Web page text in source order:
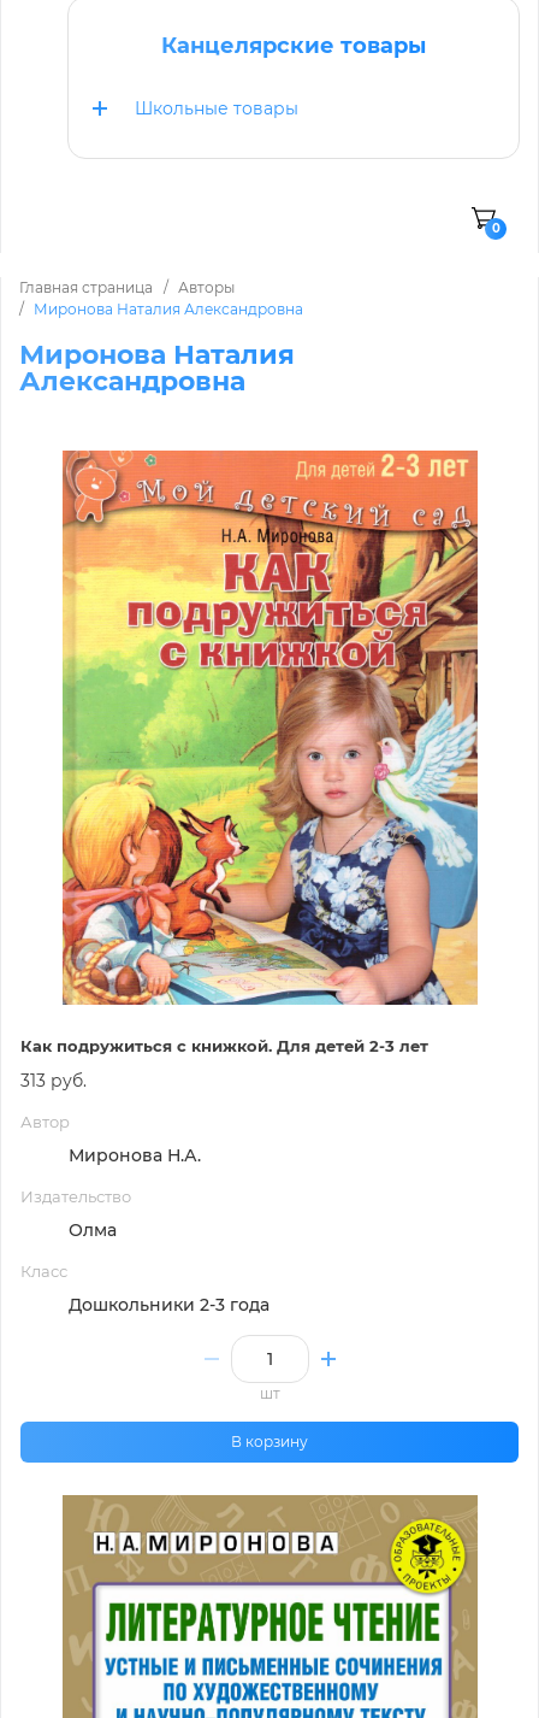
Канцелярские товары
Школьные товары
0
Главная страница
Авторы
Миронова Наталия Александровна
Миронова Наталия
Александровна
Как подружиться с книжкой. Для детей 2-3 лет
313 руб.
Автор
Миронова Н.А.
Издательство
Олма
Класс
Дошкольники 2-3 года
шт
В корзину